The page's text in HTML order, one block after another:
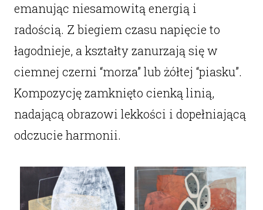
emanując niesamowitą energią i
radością. Z biegiem czasu napięcie to
łagodnieje, a kształty zanurzają się w
ciemnej czerni “morza” lub żółtej “piasku”.
Kompozycję zamknięto cienką linią,
nadającą obrazowi lekkości i dopełniającą
odczucie harmonii.